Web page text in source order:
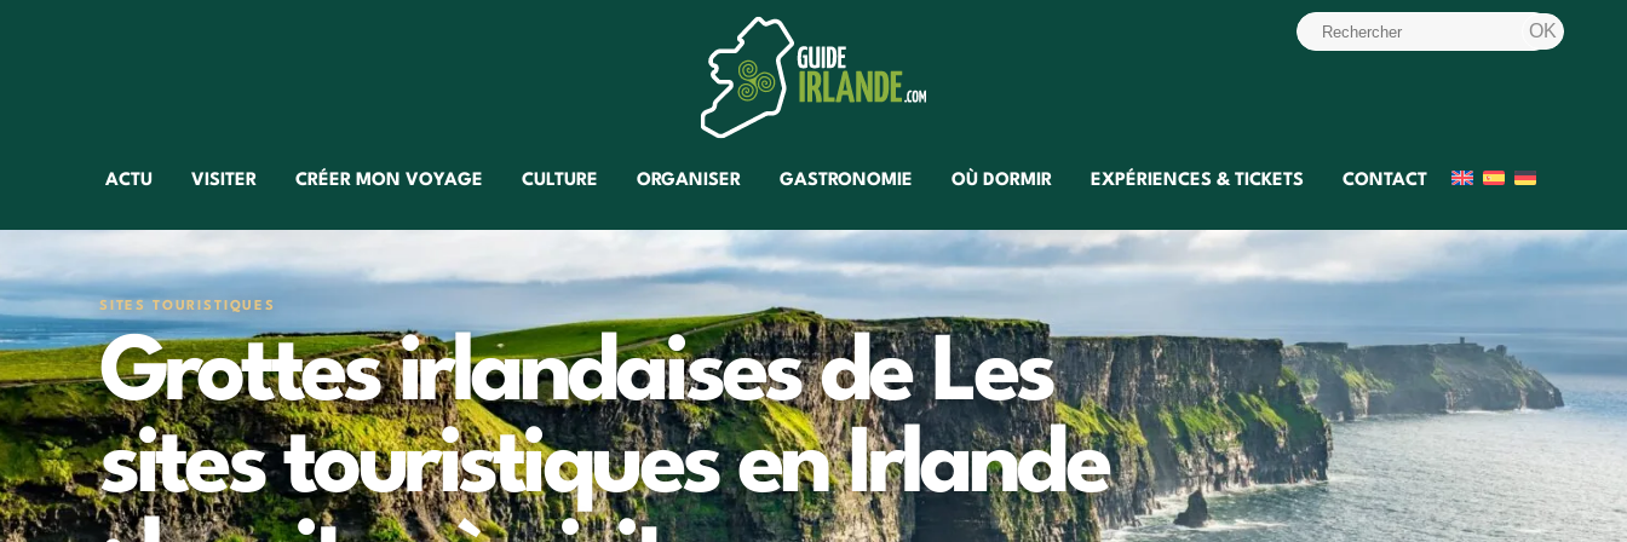
ACTU VISITER CRÉER MON VOYAGE CULTURE ORGANISER GASTRONOMIE OÙ DORMIR EXPÉRIENCES & TICKETS CONTACT
SITES TOURISTIQUES
Grottes irlandaises de Les
sites touristiques en Irlande